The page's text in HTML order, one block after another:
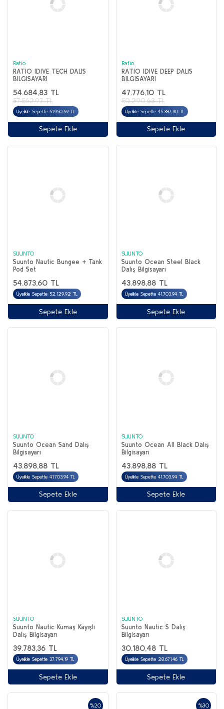
Ratio
RATIO IDIVE TECH DALIS
BILGISAYARI
54.684,83 TL
57.562,97 TL
Üyelikle Sepette 51.950,59 TL
Sepete Ekle
Ratio
RATIO IDIVE DEEP DALIS
BILGISAYARI
47.776,10 TL
50.290,63 TL
Üyelikle Sepette 45.387,30 TL
Sepete Ekle
SUUNTO
Suunto Nautic Bungee + Tank
Pod Set
54.873,60 TL
Üyelikle Sepette 52.129,92 TL
Sepete Ekle
SUUNTO
Suunto Ocean Steel Black
Dalış Bilgisayarı
43.898,88 TL
Üyelikle Sepette 41.703,94 TL
Sepete Ekle
SUUNTO
Suunto Ocean Sand Dalış
Bilgisayarı
43.898,88 TL
Üyelikle Sepette 41.703,94 TL
Sepete Ekle
SUUNTO
Suunto Ocean All Black Dalış
Bilgisayarı
43.898,88 TL
Üyelikle Sepette 41.703,94 TL
Sepete Ekle
SUUNTO
Suunto Nautic Kumaş Kayışlı
Dalış Bilgisayarı
39.783,36 TL
Üyelikle Sepette 37.794,19 TL
Sepete Ekle
SUUNTO
Suunto Nautic S Dalış
Bilgisayarı
30.180,48 TL
Üyelikle Sepette 28.671,46 TL
Sepete Ekle
%20 %30